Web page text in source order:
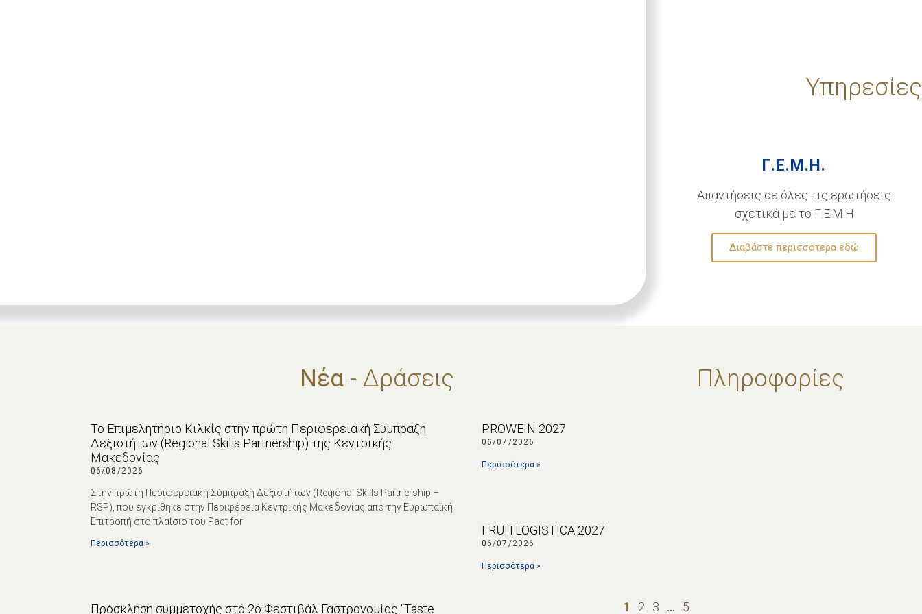
Υπηρεσίες
Γ.Ε.Μ.Η.
Απαντήσεις σε όλες τις ερωτήσεις
σχετικά με το Γ.Ε.Μ.Η
Διαβάστε περισσότερα εδώ
Νέα - Δράσεις
Το Επιμελητήριο Κιλκίς στην πρώτη Περιφερειακή Σύμπραξη
Δεξιοτήτων (Regional Skills Partnership) της Κεντρικής
Μακεδονίας
06/08/2026
Στην πρώτη Περιφερειακή Σύμπραξη Δεξιοτήτων (Regional Skills Partnership –
RSP), που εγκρίθηκε στην Περιφέρεια Κεντρικής Μακεδονίας από την Ευρωπαϊκή
Επιτροπή στο πλαίσιο του Pact for
Περισσότερα »
Πρόσκληση συμμετοχής στο 2ο Φεστιβάλ Γαστρονομίας “Taste
Πληροφορίες
PROWEIN 2027
06/07/2026
Περισσότερα »
FRUITLOGISTICA 2027
06/07/2026
Περισσότερα »
1 2 3 … 5